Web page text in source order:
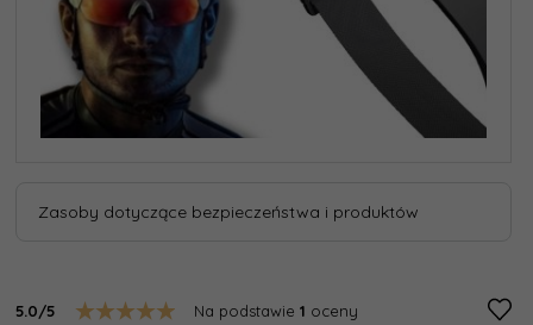
Zasoby dotyczące bezpieczeństwa i produktów
5.0/5 Na podstawie 1 oceny